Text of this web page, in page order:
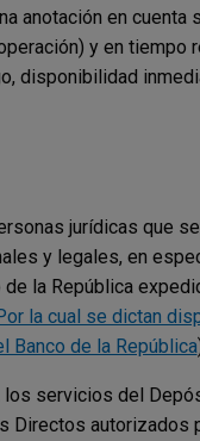
anotación en cuenta
y en tiempo
disponibilidad
jurídicas que
y legales, en
la República
la cual se dictan
Banco de la República
servicios del
Directos autorizados